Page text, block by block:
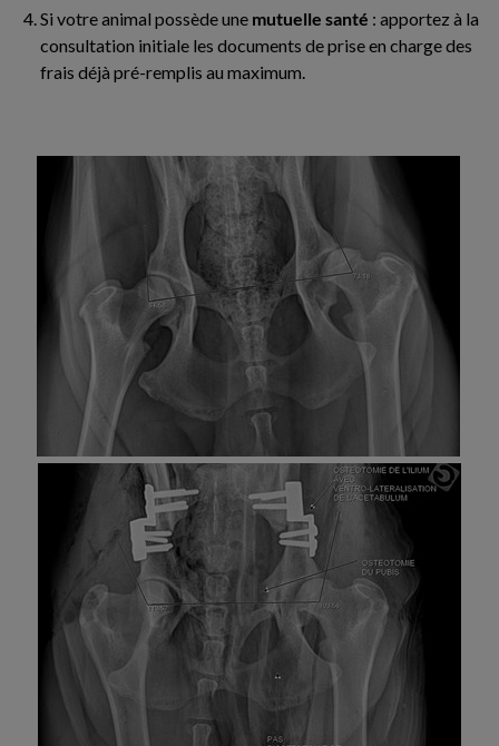
Si votre animal possède une mutuelle santé : apportez à la
consultation initiale les documents de prise en charge des
frais déjà pré-remplis au maximum.